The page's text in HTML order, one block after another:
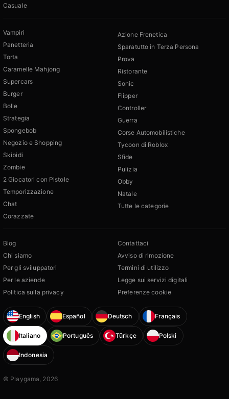
Casuale
Vampiri
Panetteria
Torta
Caramelle Mahjong
Supercars
Burger
Bolle
Strategia
Spongebob
Negozio e Shopping
Skibidi
Zombie
2 Giocatori con Pistole
Temporizzazione
Chat
Corazzate
Azione Frenetica
Sparatutto in Terza Persona
Prova
Ristorante
Sonic
Flipper
Controller
Guerra
Corse Automobilistiche
Tycoon di Roblox
Sfide
Pulizia
Obby
Natale
Tutte le categorie
Blog
Chi siamo
Per gli sviluppatori
Per le aziende
Politica sulla privacy
Contattaci
Avviso di rimozione
Termini di utilizzo
Legge sui servizi digitali
Preferenze cookie
English Español Deutsch Français
Italiano Português Türkçe Polski
Indonesia
© Playgama, 2026